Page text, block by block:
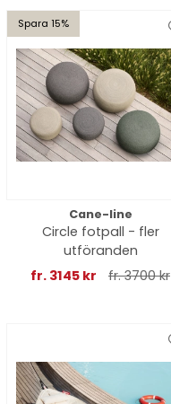
Spara 15%
Cane-line
Circle fotpall - fler
utföranden
fr. 3145 kr
fr. 3700 kr